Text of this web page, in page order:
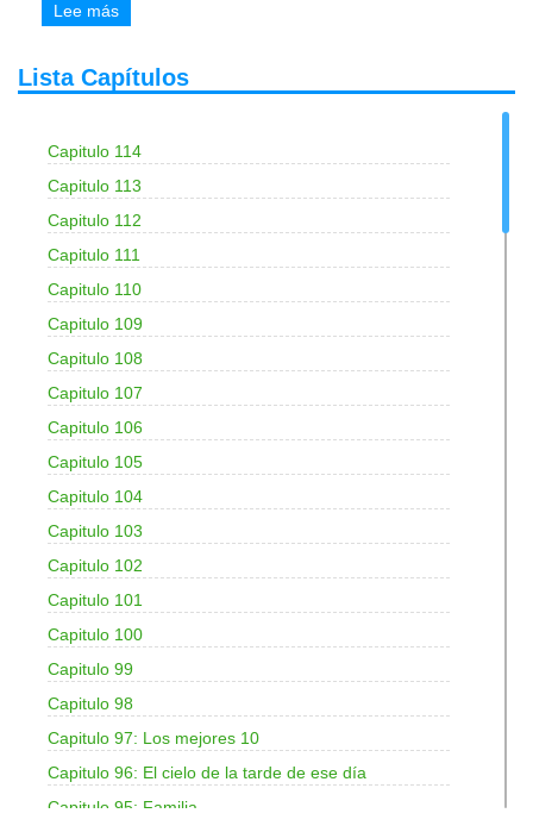
Lee más
Lista Capítulos
Capitulo 114
Capitulo 113
Capitulo 112
Capitulo 111
Capitulo 110
Capitulo 109
Capitulo 108
Capitulo 107
Capitulo 106
Capitulo 105
Capitulo 104
Capitulo 103
Capitulo 102
Capitulo 101
Capitulo 100
Capitulo 99
Capitulo 98
Capitulo 97: Los mejores 10
Capitulo 96: El cielo de la tarde de ese día
Capitulo 95: Familia